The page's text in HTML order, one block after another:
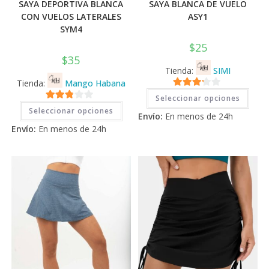
SAYA DEPORTIVA BLANCA
CON VUELOS LATERALES
SYM4
$35
Tienda: Mango Habana
2.71
de 5
Seleccionar opciones
Este
producto
tiene
opciones
producto
Envío: En menos de 24h
SAYA BLANCA DE VUELO
ASY1
$25
Tienda: SIMI
3.11
5
Seleccionar opciones
Este
tiene
en
la
de
Envío: En menos de 24h